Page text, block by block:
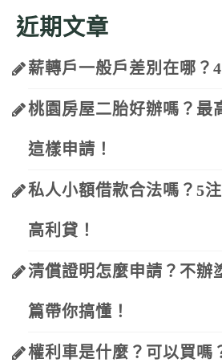
近期文章
薪轉戶一般戶差別在哪？
桃園房屋二胎好辦嗎？最
這樣申請！
私人小額借款合法嗎？5
高利貸！
清償證明怎麼申請？不辦
篇帶你搞懂！
權利車是什麼？可以買嗎